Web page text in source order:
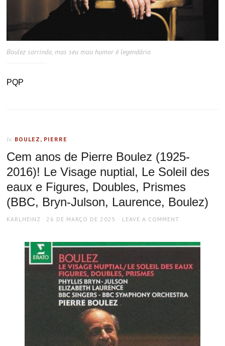
Boulez sorrindo, mas seu mau humor é legendário
PQP
In BOULEZ, PIERRE
Cem anos de Pierre Boulez (1925-
2016)! Le Visage nuptial, Le Soleil des
eaux e Figures, Doubles, Prismes
(BBC, Bryn-Julson, Laurence, Boulez)
AUTHOR
KARLHEINZ
POSTED
26 DE MARÇO DE 2025 LEAVE A COMMENT